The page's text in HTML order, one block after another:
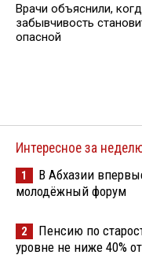
Врачи объяснили,
забывчивость
опасной
Интересное за
1
В Абхазии
молодёжный форум
2
Пенсию по
уровне не ниже 40%